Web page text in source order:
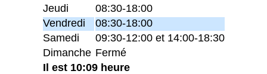
Jeudi
08:30-18:00
Vendredi
08:30-18:00
Samedi
09:30-12:00 et 14:00-18:30
Dimanche Fermé
Il est 10:09 heure